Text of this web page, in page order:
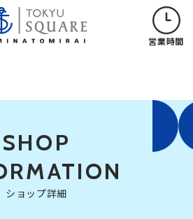
営業時間
SHOP
ショップ詳細